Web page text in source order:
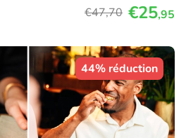
€47,70 €25,95
44% réduction